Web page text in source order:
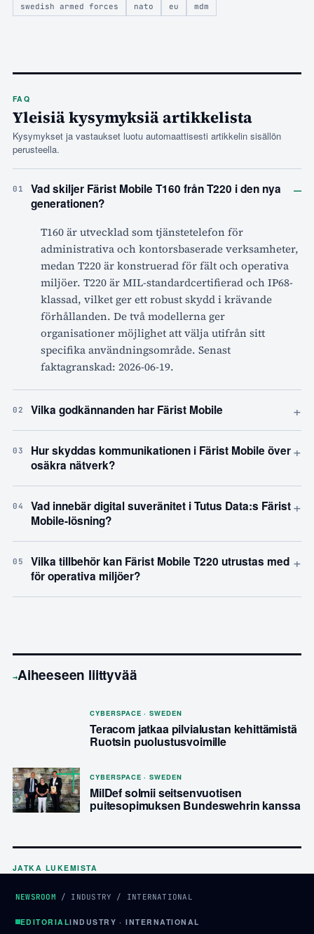
swedish armed forces nato eu mdm
FAQ
Yleisiä kysymyksiä artikkelista
Kysymykset ja vastaukset luotu automaattisesti artikkelin sisällön
perusteella.
01
Vad skiljer Färist Mobile T160 från T220 i den nya
generationen?
–
T160 är utvecklad som tjänstetelefon för
administrativa och kontorsbaserade verksamheter,
medan T220 är konstruerad för fält och operativa
miljöer. T220 är MIL-standardcertifierad och IP68-
klassad, vilket ger ett robust skydd i krävande
förhållanden. De två modellerna ger
organisationer möjlighet att välja utifrån sitt
specifika användningsområde. Senast
faktagranskad: 2026-06-19.
02 Vilka godkännanden har Färist Mobile +
03
Hur skyddas kommunikationen i Färist Mobile över
osäkra nätverk?
+
04
Vad innebär digital suveränitet i Tutus Data:s Färist
Mobile-lösning?
+
05
Vilka tillbehör kan Färist Mobile T220 utrustas med
för operativa miljöer?
+
→Aiheeseen liittyvää
CYBERSPACE · SWEDEN
Teracom jatkaa pilvialustan kehittämistä
Ruotsin puolustusvoimille
CYBERSPACE · SWEDEN
MilDef solmii seitsenvuotisen
puitesopimuksen Bundeswehrin kanssa
JATKA LUKEMISTA
NEWSROOM / INDUSTRY / INTERNATIONAL
EDITORIALINDUSTRY · INTERNATIONAL